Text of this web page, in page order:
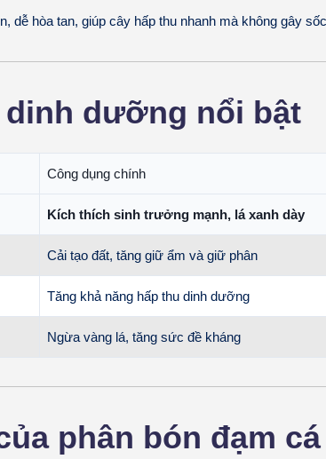
dễ hòa tan, giúp cây hấp thu nhanh mà không gây
dinh dưỡng nổi bật
Công dụng chính
Kích thích sinh trưởng mạnh, lá xanh dày
Cải tạo đất, tăng giữ ẩm và giữ phân
Tăng khả năng hấp thu dinh dưỡng
Ngừa vàng lá, tăng sức đề kháng
phân bón đạm